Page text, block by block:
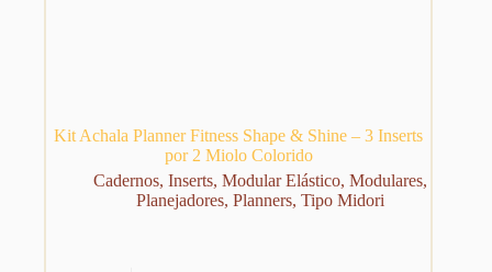
Kit Achala Planner Fitness Shape & Shine – 3 Inserts
por 2 Miolo Colorido
Cadernos,Inserts,Modular Elástico,Modulares,
Planejadores,Planners,Tipo Midori